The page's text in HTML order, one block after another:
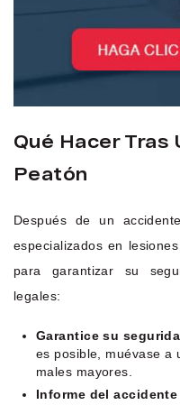
Qué Hacer Tras
Peatón
Después de un
especializados en
para garantizar su
legales:
Garantice su
es posible, muévase a
males mayores.
Informe del accidente